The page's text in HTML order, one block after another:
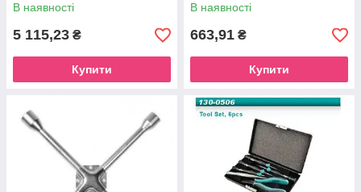
В наявності
5 115,23 ₴
Купити
В наявності
663,91 ₴
Купити